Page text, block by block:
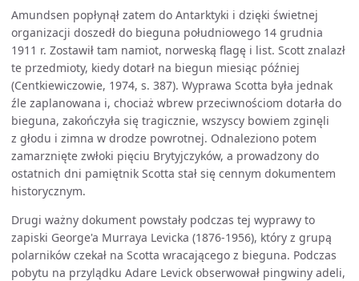
Amundsen popłynął zatem do Antarktyki i dzięki świetnej
organizacji doszedł do bieguna południowego 14 grudnia
1911 r. Zostawił tam namiot, norweską flagę i list. Scott znalazł
te przedmioty, kiedy dotarł na biegun miesiąc później
(Centkiewiczowie, 1974, s. 387). Wyprawa Scotta była jednak
źle zaplanowana i, chociaż wbrew przeciwnościom dotarła do
bieguna, zakończyła się tragicznie, wszyscy bowiem zginęli
z głodu i zimna w drodze powrotnej. Odnaleziono potem
zamarznięte zwłoki pięciu Brytyjczyków, a prowadzony do
ostatnich dni pamiętnik Scotta stał się cennym dokumentem
historycznym.
Drugi ważny dokument powstały podczas tej wyprawy to
zapiski George'a Murraya Levicka (1876-1956), który z grupą
polarników czekał na Scotta wracającego z bieguna. Podczas
pobytu na przylądku Adare Levick obserwował pingwiny adeli,